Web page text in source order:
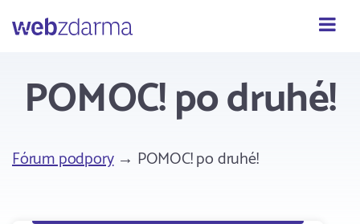
Webzdarma
POMOC! po druhé!
Fórum podpory→ POMOC! po druhé!